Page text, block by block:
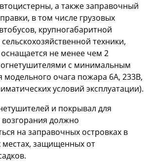
а также заправочный
в том числе грузовых
крупногабаритной
техники,
не менее чем 2
с минимальным
модельного очага пожара 6А, 233В,
условий эксплуатации).
и покрывал для
должно
на заправочных островках в
местах, защищенных от